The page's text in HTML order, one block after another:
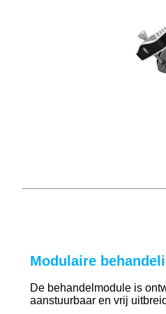
Modulaire
De behandelmodule is
aanstuurbaar en vrij